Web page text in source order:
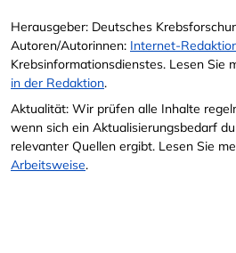
Herausgeber: Deutsches
Autoren/Autorinnen: Internet-
Krebsinformationsdienstes. Lesen Sie
in der Redaktion.
Aktualität: Wir prüfen alle Inhalte
wenn sich ein Aktualisierungsbedarf
relevanter Quellen ergibt. Lesen Sie
Arbeitsweise.